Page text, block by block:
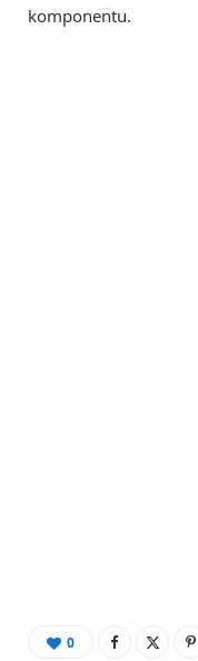
komponentu.
0